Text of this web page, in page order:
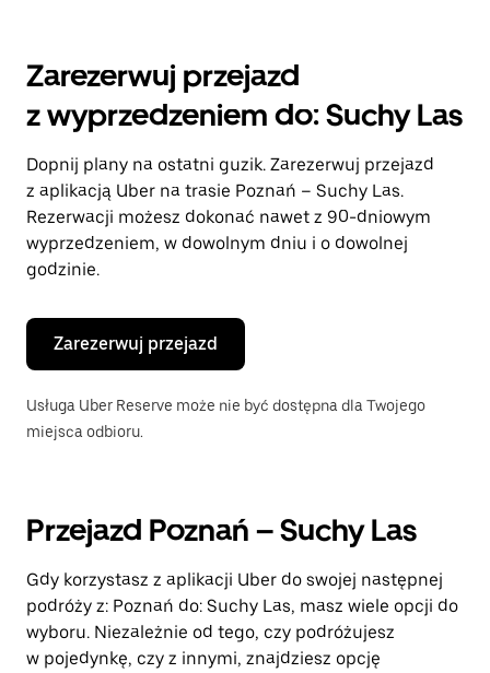
i wybrać
Naciśnij
klawisz
„Escape”,
aby
zamknąć
kalendarz.
Zarezerwuj przejazd
z wyprzedzeniem do: Suchy Las
Dopnij plany na ostatni guzik. Zarezerwuj przejazd
z aplikacją Uber na trasie Poznań – Suchy Las.
Rezerwacji możesz dokonać nawet z 90-dniowym
wyprzedzeniem, w dowolnym dniu i o dowolnej
godzinie.
Zarezerwuj przejazd
Usługa Uber Reserve może nie być dostępna dla Twojego
miejsca odbioru.
Przejazd Poznań – Suchy Las
Gdy korzystasz z aplikacji Uber do swojej następnej
podróży z: Poznań do: Suchy Las, masz wiele opcji do
wyboru. Niezależnie od tego, czy podróżujesz
w pojedynkę, czy z innymi, znajdziesz opcję